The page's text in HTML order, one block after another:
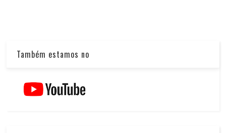
Também estamos no